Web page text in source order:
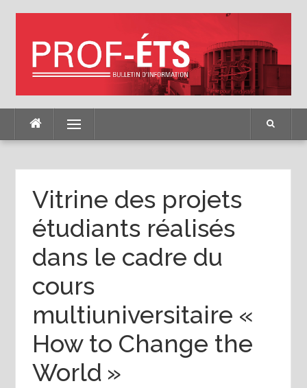
Menu
Vitrine des projets
étudiants réalisés
dans le cadre du
cours
multiuniversitaire «
How to Change the
World »